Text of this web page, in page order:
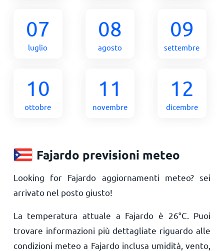
07
luglio
08
agosto
09
settembre
10
ottobre
11
novembre
12
dicembre
Fajardo previsioni meteo
Looking for Fajardo aggiornamenti meteo? sei
arrivato nel posto giusto!
La temperatura attuale a Fajardo è 26°C . Puoi
trovare informazioni più dettagliate riguardo alle
condizioni meteo a Fajardo inclusa umidità, vento,